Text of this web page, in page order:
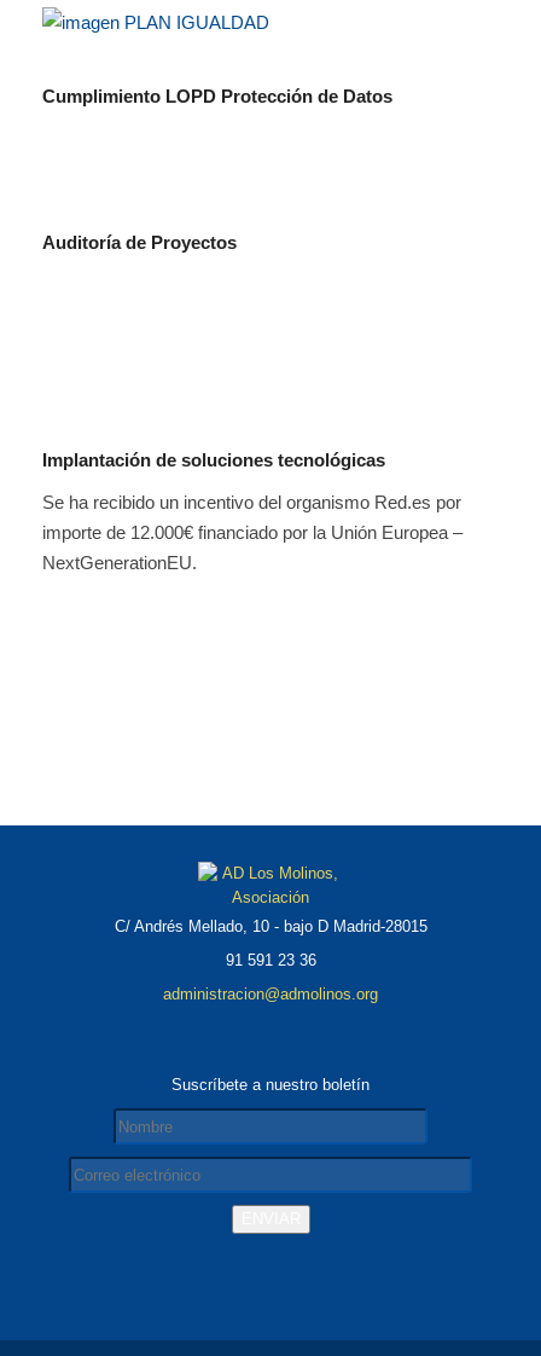
Cumplimiento LOPD Protección de Datos
Auditoría de Proyectos
Implantación de soluciones tecnológicas
Se ha recibido un incentivo del organismo Red.es por
importe de 12.000€ financiado por la Unión Europea –
NextGenerationEU.
C/ Andrés Mellado, 10 - bajo D Madrid-28015
91 591 23 36
administracion@admolinos.org
Suscríbete a nuestro boletín